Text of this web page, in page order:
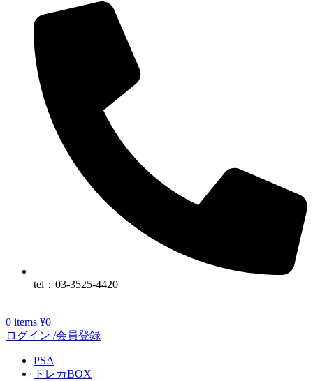
tel：03-3525-4420
0 items ¥0
ログイン /会員登録
PSA
トレカBOX